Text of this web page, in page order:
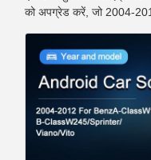
को अपग्रेड करें, जो 2004-